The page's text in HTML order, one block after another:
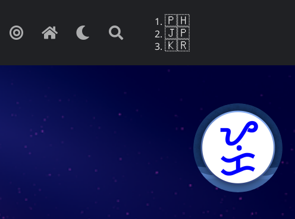
🇵🇭
🇯🇵
🇰🇷
Yohan
만약 이것이 망각의
문학
사랑